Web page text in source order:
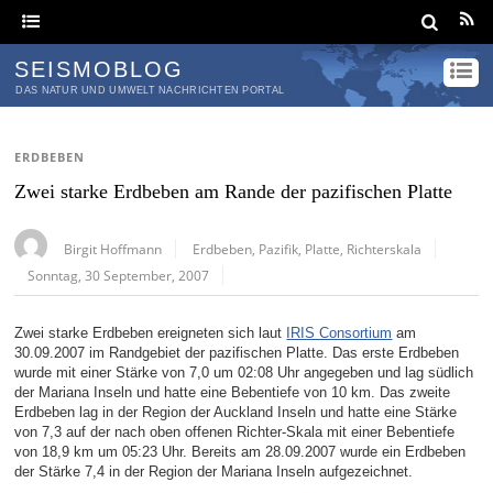
SEISMOBLOG
DAS NATUR UND UMWELT NACHRICHTEN PORTAL
ERDBEBEN
Zwei starke Erdbeben am Rande der pazifischen Platte
Birgit Hoffmann Erdbeben Pazifik Platte Richterskala
Sonntag, 30 September, 2007
Zwei starke Erdbeben ereigneten sich laut IRIS Consortium am
30.09.2007 im Randgebiet der pazifischen Platte. Das erste Erdbeben
wurde mit einer Stärke von 7,0 um 02:08 Uhr angegeben und lag südlich
der Mariana Inseln und hatte eine Bebentiefe von 10 km. Das zweite
Erdbeben lag in der Region der Auckland Inseln und hatte eine Stärke
von 7,3 auf der nach oben offenen Richter-Skala mit einer Bebentiefe
von 18,9 km um 05:23 Uhr. Bereits am 28.09.2007 wurde ein Erdbeben
der Stärke 7,4 in der Region der Mariana Inseln aufgezeichnet.